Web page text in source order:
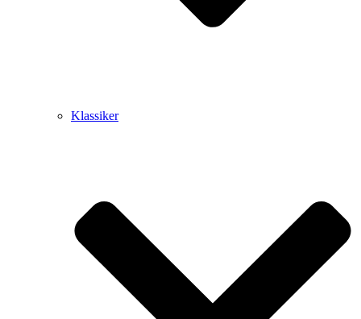
Klassiker